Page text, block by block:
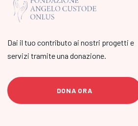
Dai il tuo contributo ai nostri progetti e
servizi tramite una donazione.
DONA ORA